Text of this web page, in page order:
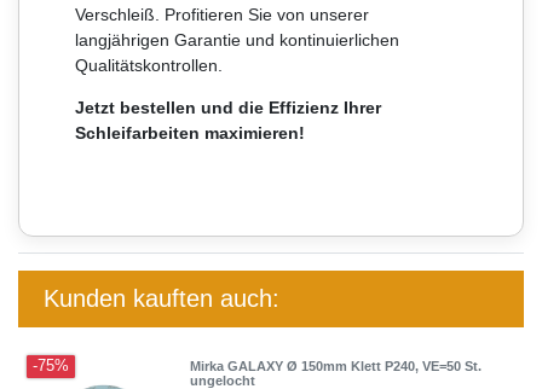
Verschleiß. Profitieren Sie von unserer
langjährigen Garantie und kontinuierlichen
Qualitätskontrollen.
Jetzt bestellen und die Effizienz Ihrer
Schleifarbeiten maximieren!
Kunden kauften auch:
-75%
Mirka GALAXY Ø 150mm Klett P240, VE=50 St.
ungelocht